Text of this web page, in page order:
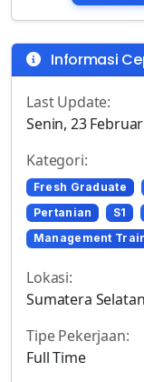
Informasi
Last Update:
Senin, 23
Kategori:
Fresh Graduate
Pertanian
S1
Management
Lokasi:
Sumatera Selatan
Tipe Pekerjaan:
Full Time